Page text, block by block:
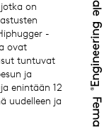
on
-
ovat
tuntuvat
ja
enintään 12
uudelleen ja